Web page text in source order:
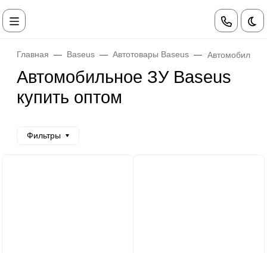
Главная Baseus Автотовары Baseus
Автомобильное ЗУ Baseus
купить оптом
Фильтры